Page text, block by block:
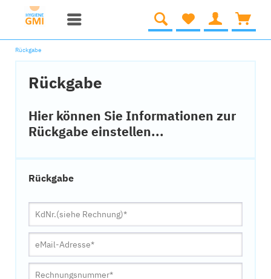
Rückgabe
Rückgabe
Hier können Sie Informationen zur
Rückgabe einstellen...
Rückgabe